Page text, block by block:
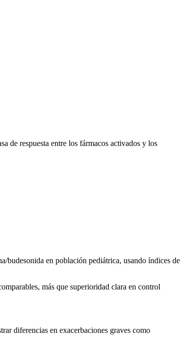
de respuesta entre los fármacos activados y los
budesonida en población pediátrica, usando índices de
más que superioridad clara en control
diferencias en exacerbaciones graves como